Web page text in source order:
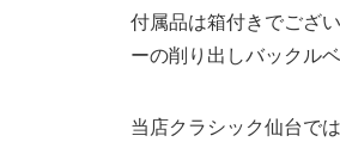
付属品は箱付きでござ
ーの削り出しバックル
当店クラシック仙台で